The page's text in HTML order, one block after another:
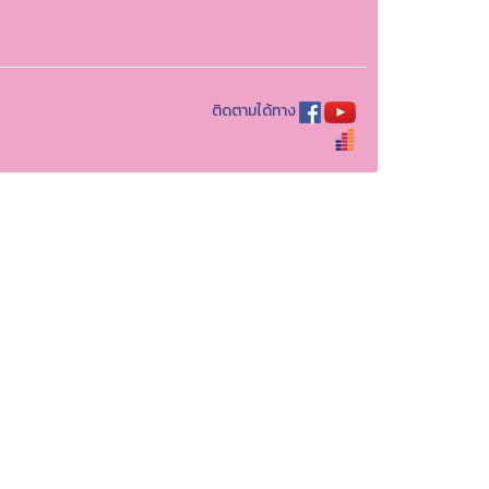
ติดตามได้ทาง